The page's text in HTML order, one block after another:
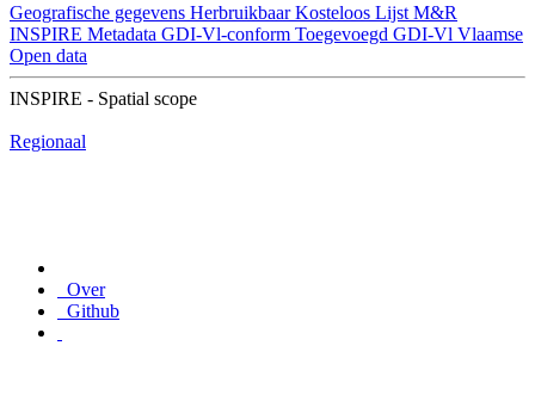
Geografische gegevens Herbruikbaar Kosteloos Lijst M&R
INSPIRE Metadata GDI-Vl-conform Toegevoegd GDI-Vl Vlaamse
Open data
INSPIRE - Spatial scope
Regionaal
Over
Github